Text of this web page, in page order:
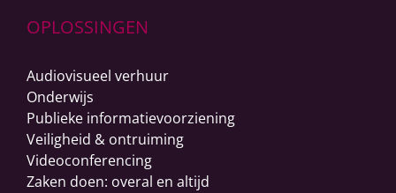
OPLOSSINGEN
Audiovisueel verhuur
Onderwijs
Publieke informatievoorziening
Veiligheid & ontruiming
Videoconferencing
Zaken doen: overal en altijd